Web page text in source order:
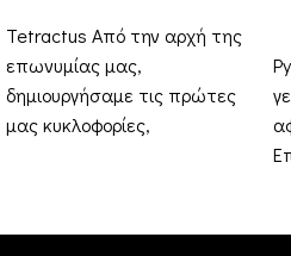
Tetractus Από την αρχή της
επωνυμίας μας,
δημιουργήσαμε τις πρώτες
μας κυκλοφορίες,